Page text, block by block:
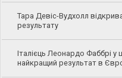
Тара Девіс-Вудхолл
результату
Італієць Леонардо Фаббрі
найкращий результат в